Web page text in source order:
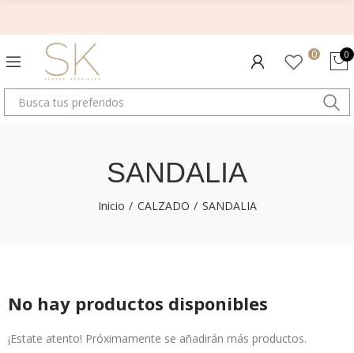
0 0
SANDALIA
Inicio CALZADO SANDALIA
No hay productos disponibles
¡Estate atento! Próximamente se añadirán más productos.